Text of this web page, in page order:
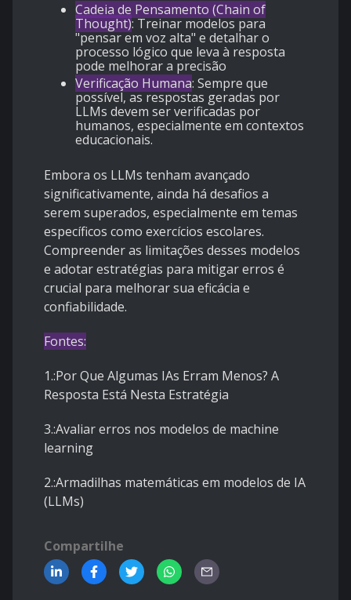
Cadeia de Pensamento (Chain of
Thought): Treinar modelos para
"pensar em voz alta" e detalhar o
processo lógico que leva à resposta
pode melhorar a precisão
Verificação Humana: Sempre que
possível, as respostas geradas por
LLMs devem ser verificadas por
humanos, especialmente em contextos
educacionais.
Embora os LLMs tenham avançado
significativamente, ainda há desafios a
serem superados, especialmente em temas
específicos como exercícios escolares.
Compreender as limitações desses modelos
e adotar estratégias para mitigar erros é
crucial para melhorar sua eficácia e
confiabilidade.
Fontes:
1.:Por Que Algumas IAs Erram Menos? A
Resposta Está Nesta Estratégia
3.:Avaliar erros nos modelos de machine
learning
2.:Armadilhas matemáticas em modelos de IA
(LLMs)
Compartilhe